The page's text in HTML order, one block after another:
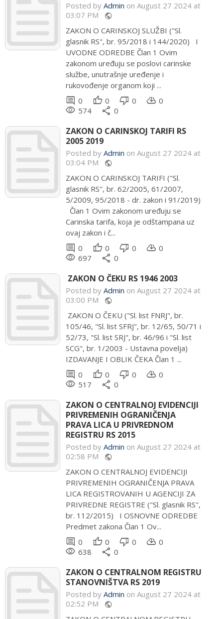
Posted by Admin on August 27 2024 at
03:07 PM public
ZAKON O CARINSKOJ SLUŽBI ("Sl.
glasnik RS", br. 95/2018 i 144/2020) I
UVODNE ODREDBE Član 1 Ovim
zakonom uređuju se poslovi carinske
službe, unutrašnje uređenje i
rukovođenje organom koji ...
comment 0 thumb_up 0 thumb_down 0 cloud_download 0
remove_red_eye 574 share 0
ZAKON O CARINSKOJ TARIFI RS
2005 2019
Posted by Admin on August 27 2024 at
03:04 PM public
ZAKON O CARINSKOJ TARIFI ("Sl.
glasnik RS", br. 62/2005, 61/2007,
5/2009, 95/2018 - dr. zakon i 91/2019)
Član 1 Ovim zakonom uređuju se
Carinska tarifa, koja je odštampana uz
ovaj zakon i č...
comment 0 thumb_up 0 thumb_down 0 cloud_download 0
remove_red_eye 697 share 0
ZAKON O ČEKU RS 1946 2003
Posted by Admin on August 27 2024 at
03:00 PM public
ZAKON O ČEKU ("Sl. list FNRJ", br.
105/46, "Sl. list SFRJ", br. 12/65, 50/71 i
52/73, "Sl. list SRJ", br. 46/96 i "Sl. list
SCG", br. 1/2003 - Ustavna povelja)
IZDAVANJE I OBLIK ČEKA Član 1 ...
comment 0 thumb_up 0 thumb_down 0 cloud_download 0
remove_red_eye 517 share 0
ZAKON O CENTRALNOJ EVIDENCIJI
PRIVREMENIH OGRANIČENJA
PRAVA LICA U PRIVREDNOM
REGISTRU RS 2015
Posted by Admin on August 27 2024 at
02:58 PM public
ZAKON O CENTRALNOJ EVIDENCIJI
PRIVREMENIH OGRANIČENJA PRAVA
LICA REGISTROVANIH U AGENCIJI ZA
PRIVREDNE REGISTRE ("Sl. glasnik RS",
br. 112/2015) I OSNOVNE ODREDBE
Predmet zakona Član 1 Ov...
comment 0 thumb_up 0 thumb_down 0 cloud_download 0
remove_red_eye 638 share 0
ZAKON O CENTRALNOM REGISTRU
STANOVNIŠTVA RS 2019
Posted by Admin on August 27 2024 at
02:52 PM public